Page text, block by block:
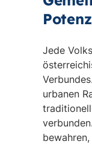
Jede
urbanen